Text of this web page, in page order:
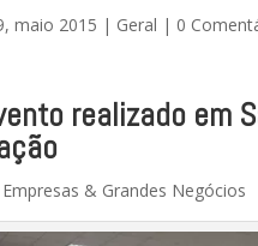
maio 2015 | Geral | 0
realizado em
& Grandes Negócios